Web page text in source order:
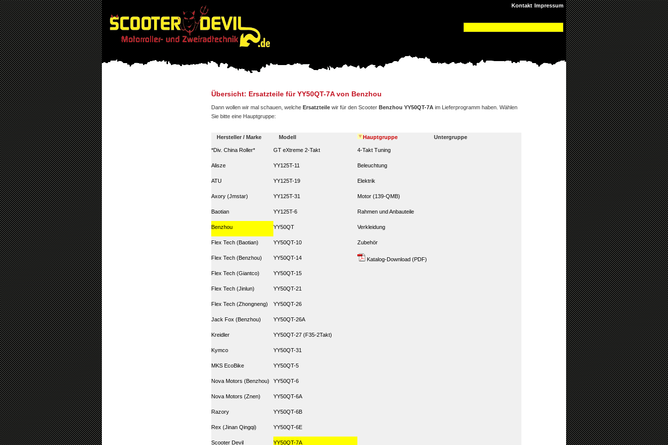
Impressum
Kontakt
Übersicht: Ersatzteile für YY50QT-7A von Benzhou
Dann wollen wir mal schauen, welche Ersatzteile wir für den Scooter Benzhou YY50QT-7A im Lieferprogramm haben. Wählen
Sie bitte eine Hauptgruppe:
Hersteller / Marke Modell Hauptgruppe Untergruppe
*Div. China Roller*
Alisze
ATU
Axory (Jmstar)
Baotian
Benzhou
Flex Tech (Baotian)
Flex Tech (Benzhou)
Flex Tech (Giantco)
Flex Tech (Jinlun)
Flex Tech (Zhongneng)
Jack Fox (Benzhou)
Kreidler
Kymco
MKS EcoBike
Nova Motors (Benzhou)
Nova Motors (Znen)
Razory
Rex (Jinan Qingqi)
Scooter Devil
GT eXtreme 2-Takt
YY125T-11
YY125T-19
YY125T-31
YY125T-6
YY50QT
YY50QT-10
YY50QT-14
YY50QT-15
YY50QT-21
YY50QT-26
YY50QT-26A
YY50QT-27 (F35-2Takt)
YY50QT-31
YY50QT-5
YY50QT-6
YY50QT-6A
YY50QT-6B
YY50QT-6E
YY50QT-7A
4-Takt Tuning
Beleuchtung
Elektrik
Motor (139-QMB)
Rahmen und Anbauteile
Verkleidung
Zubehör
Katalog-Download (PDF)